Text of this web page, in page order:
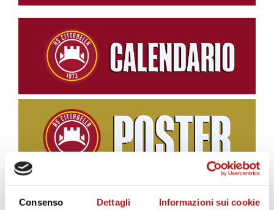
Consenso Dettagli Informazioni sui cookie